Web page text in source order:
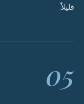
قليلاً.
05